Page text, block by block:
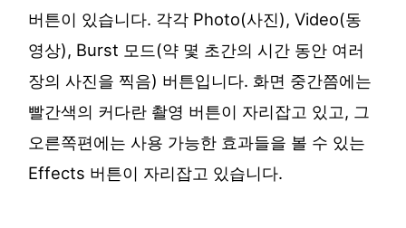
버튼이 있습니다. 각각 Photo(사진), Video(동
영상), Burst 모드(약 몇 초간의 시간 동안 여러
장의 사진을 찍음) 버튼입니다. 화면 중간쯤에는
빨간색의 커다란 촬영 버튼이 자리잡고 있고, 그
오른쪽편에는 사용 가능한 효과들을 볼 수 있는
Effects 버튼이 자리잡고 있습니다.